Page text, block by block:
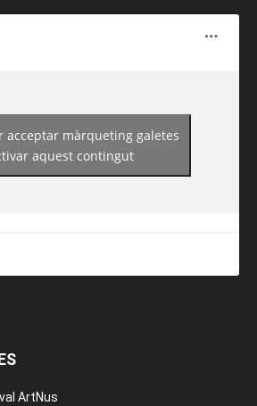
guiadereus/
acceptar màrqueting galetes
aquest contingut
ArtNus